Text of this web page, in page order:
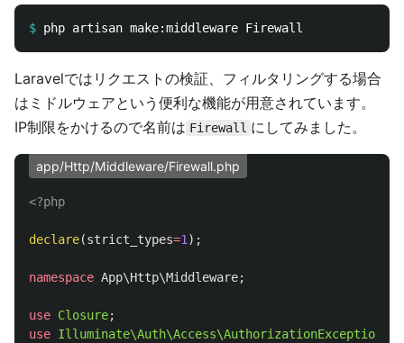
$
Laravelではリクエストの検証、フィルタリングする場合
はミドルウェアという便利な機能が用意されています。
IP制限をかけるので名前は Firewall にしてみました。
app/Http/Middleware/Firewall.php
<?php
declare(strict_types=1 );
namespace App\Http\Middleware;
use Closure;
use Illuminate\Auth\Access\AuthorizationException